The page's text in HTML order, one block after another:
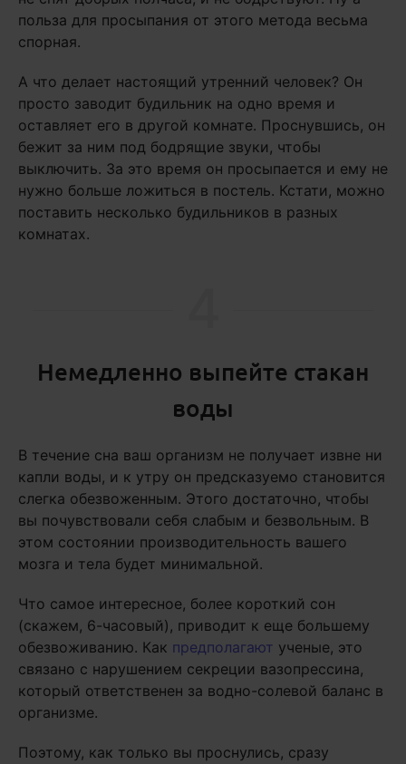
польза для просыпания от этого метода весьма
спорная.
А что делает настоящий утренний человек? Он
просто заводит будильник на одно время и
оставляет его в другой комнате. Проснувшись, он
бежит за ним под бодрящие звуки, чтобы
выключить. За это время он просыпается и ему не
нужно больше ложиться в постель. Кстати, можно
поставить несколько будильников в разных
комнатах.
Немедленно выпейте стакан
воды
В течение сна ваш организм не получает извне ни
капли воды, и к утру он предсказуемо становится
слегка обезвоженным. Этого достаточно, чтобы
вы почувствовали себя слабым и безвольным. В
этом состоянии производительность вашего
мозга и тела будет минимальной.
Что самое интересное, более короткий сон
(скажем, 6-часовый), приводит к еще большему
обезвоживанию. Как предполагают ученые, это
связано с нарушением секреции вазопрессина,
который ответственен за водно-солевой баланс в
организме.
Поэтому, как только вы проснулись, сразу